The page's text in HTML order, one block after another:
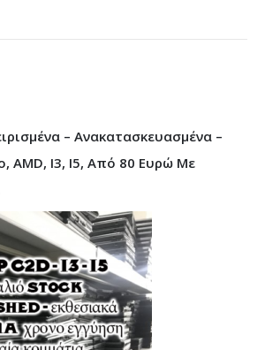
– Ανακατασκευασμένα –
AMD, I3, I5, Από 80 Ευρώ Με